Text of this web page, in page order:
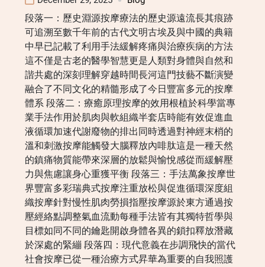
段落一：歷史淵源按摩療法的歷史源遠流長其痕跡
可追溯至數千年前的古代文明古埃及與中國的典籍
中早已記載了利用手法緩解疼痛與治療疾病的方法
這不僅是古老的醫學智慧更是人類對身體與自然和
諧共處的深刻理解穿越時間長河這門技藝不斷演變
融合了不同文化的精髓形成了今日豐富多元的按摩
體系 段落二：療癒原理按摩的效用根植於科學當專
業手法作用於肌肉與軟組織半套店時能有效促進血
液循環加速代謝廢物的排出同時透過對神經末梢的
溫和刺激按摩能觸發大腦釋放內啡肽這是一種天然
的鎮痛物質能帶來深層的放鬆與愉悅感從而緩解壓
力與焦慮讓身心重獲平衡 段落三：手法萬象按摩世
界豐富多彩瑞典式按摩注重放松與促進循環深度組
織按摩針對慢性肌肉勞損指壓按摩源於東方通過按
壓經絡點調整氣血流動每種手法皆有其獨特哲學與
目標如同不同的鑰匙開啟身體各異的鎖扣釋放潛藏
於深處的緊繃 段落四：現代意義在步調飛快的當代
社會按摩已從一種治療方式昇華為重要的自我照護